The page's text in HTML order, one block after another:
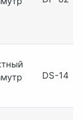
DS-14